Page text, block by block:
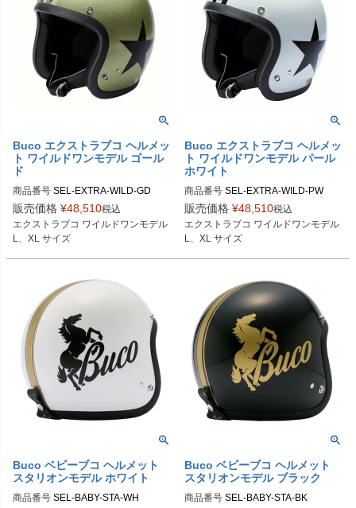
Buco エクストラブコ ヘルメッ
ト ワイルドワンモデル ゴール
ド
商品番号 SEL-EXTRA-WILD-GD
Lサイズ商品コード：0107EBCAWO
165
O166
Buco（ブコ）
販売価格 ¥48,510税込
エクストラブコ ワイルドワンモデル
L、XL サイズ
Buco エクストラブコ ヘルメッ
ト ワイルドワンモデル パール
ホワイト
商品番号 SEL-EXTRA-WILD-PW
Lサイズ商品コード：0107EBCAWO
015
O016
Buco（ブコ）
販売価格 ¥48,510税込
エクストラブコ ワイルドワンモデル
L、XL サイズ
Buco ベビーブコ ヘルメット
スタリオンモデル ホワイト
商品番号 SEL-BABY-STA-WH
Buco ベビーブコ ヘルメット
スタリオンモデル ブラック
商品番号 SEL-BABY-STA-BK